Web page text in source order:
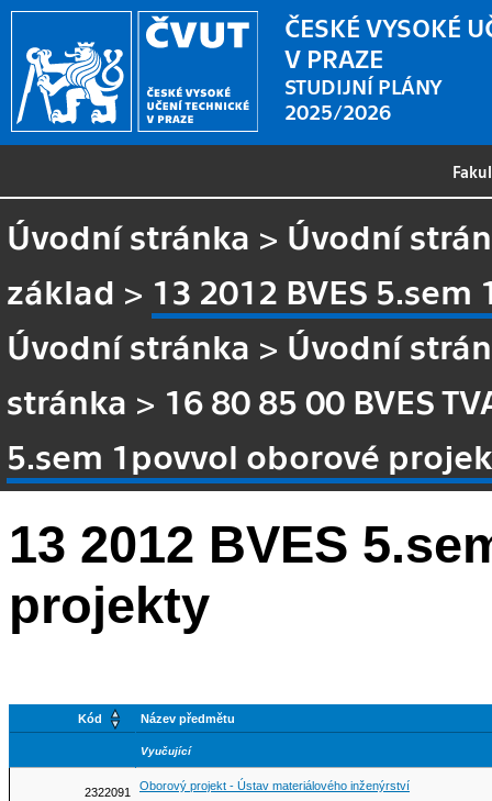
ČESKÉ VYSOKÉ
V PRAZE
STUDIJNÍ PLÁNY
2025/2026
Úvodní stránka > Úvodní
základ > 13 2012 BVES
Úvodní stránka > Úvodní
stránka > 16 80 85 00 BVES
5.sem 1povvol oborové
13 2012 BVES
projekty
Kód Název předmětu
Vyučující
2322091 Oborový projekt - Ústav materiálového inženýrství